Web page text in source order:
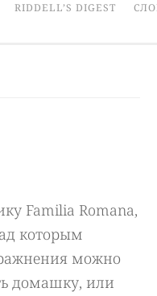
RIDDELL’S DIGEST
Familia Romana,
которым
можно
домашку, или